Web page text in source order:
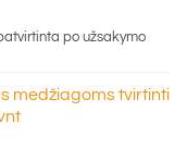
po užsakymo
medžiagoms tvirtinti